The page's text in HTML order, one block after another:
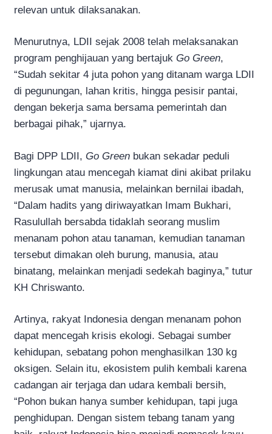
relevan untuk dilaksanakan.
Menurutnya, LDII sejak 2008 telah melaksanakan
program penghijauan yang bertajuk Go Green,
“Sudah sekitar 4 juta pohon yang ditanam warga LDII
di pegunungan, lahan kritis, hingga pesisir pantai,
dengan bekerja sama bersama pemerintah dan
berbagai pihak,” ujarnya.
Bagi DPP LDII, Go Green bukan sekadar peduli
lingkungan atau mencegah kiamat dini akibat prilaku
merusak umat manusia, melainkan bernilai ibadah,
“Dalam hadits yang diriwayatkan Imam Bukhari,
Rasulullah bersabda tidaklah seorang muslim
menanam pohon atau tanaman, kemudian tanaman
tersebut dimakan oleh burung, manusia, atau
binatang, melainkan menjadi sedekah baginya,” tutur
KH Chriswanto.
Artinya, rakyat Indonesia dengan menanam pohon
dapat mencegah krisis ekologi. Sebagai sumber
kehidupan, sebatang pohon menghasilkan 130 kg
oksigen. Selain itu, ekosistem pulih kembali karena
cadangan air terjaga dan udara kembali bersih,
“Pohon bukan hanya sumber kehidupan, tapi juga
penghidupan. Dengan sistem tebang tanam yang